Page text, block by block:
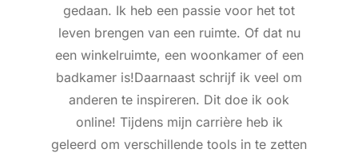
gedaan. Ik heb een passie voor het tot
leven brengen van een ruimte. Of dat nu
een winkelruimte, een woonkamer of een
badkamer is!Daarnaast schrijf ik veel om
anderen te inspireren. Dit doe ik ook
online! Tijdens mijn carrière heb ik
geleerd om verschillende tools in te zetten